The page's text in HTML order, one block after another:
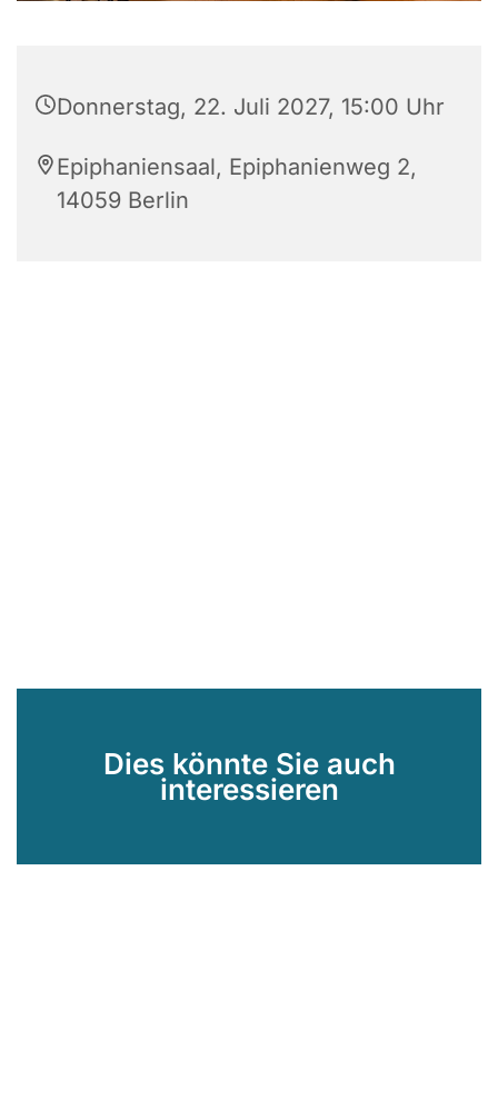
Donnerstag, 22. Juli 2027, 15:00 Uhr
Epiphaniensaal, Epiphanienweg 2,
14059 Berlin
Dies könnte Sie auch
interessieren